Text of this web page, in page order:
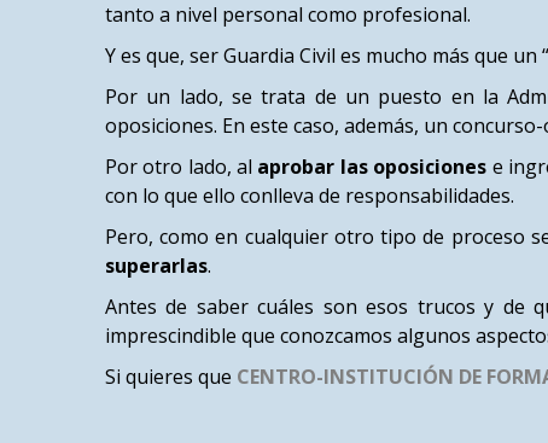
tanto a nivel personal como profesional.
Y es que, ser Guardia Civil es mucho más que un
Por un lado, se trata de un puesto en la
oposiciones. En este caso, además, un
Por otro lado, al aprobar las oposiciones e
con lo que ello conlleva de responsabilidades.
Pero, como en cualquier otro tipo de proceso
superarlas.
Antes de saber cuáles son esos trucos y de
imprescindible que conozcamos algunos
Si quieres que CENTRO-INSTITUCIÓN DE